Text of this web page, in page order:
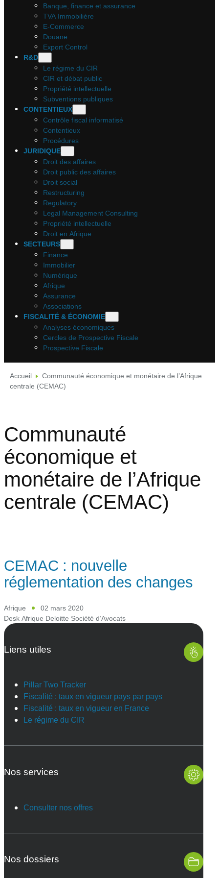
Banque, finance et assurance
TVA Immobilière
E-Commerce
Douane
Export Control
R&D
Le régime du CIR
CIR et débat public
Propriété intellectuelle
Subventions publiques
CONTENTIEUX
Contrôle fiscal informatisé
Contentieux
Procédures
JURIDIQUE
Droit des affaires
Droit public des affaires
Droit social
Restructuring
Regulatory
Legal Management Consulting
Propriété intellectuelle
Droit en Afrique
SECTEURS
Finance
Immobilier
Numérique
Afrique
Assurance
Associations
FISCALITÉ & ÉCONOMIE
Analyses économiques
Cercles de Prospective Fiscale
Prospective Fiscale
Accueil
Communauté économique et monétaire de l’Afrique
centrale (CEMAC)
Communauté
économique et
monétaire de l’Afrique
centrale (CEMAC)
CEMAC : nouvelle
réglementation des changes
Afrique
02 mars 2020
Desk Afrique Deloitte Société d’Avocats
Liens utiles
Pillar Two Tracker
Fiscalité : taux en vigueur pays par pays
Fiscalité : taux en vigueur en France
Le régime du CIR
Nos services
Consulter nos offres
Nos dossiers